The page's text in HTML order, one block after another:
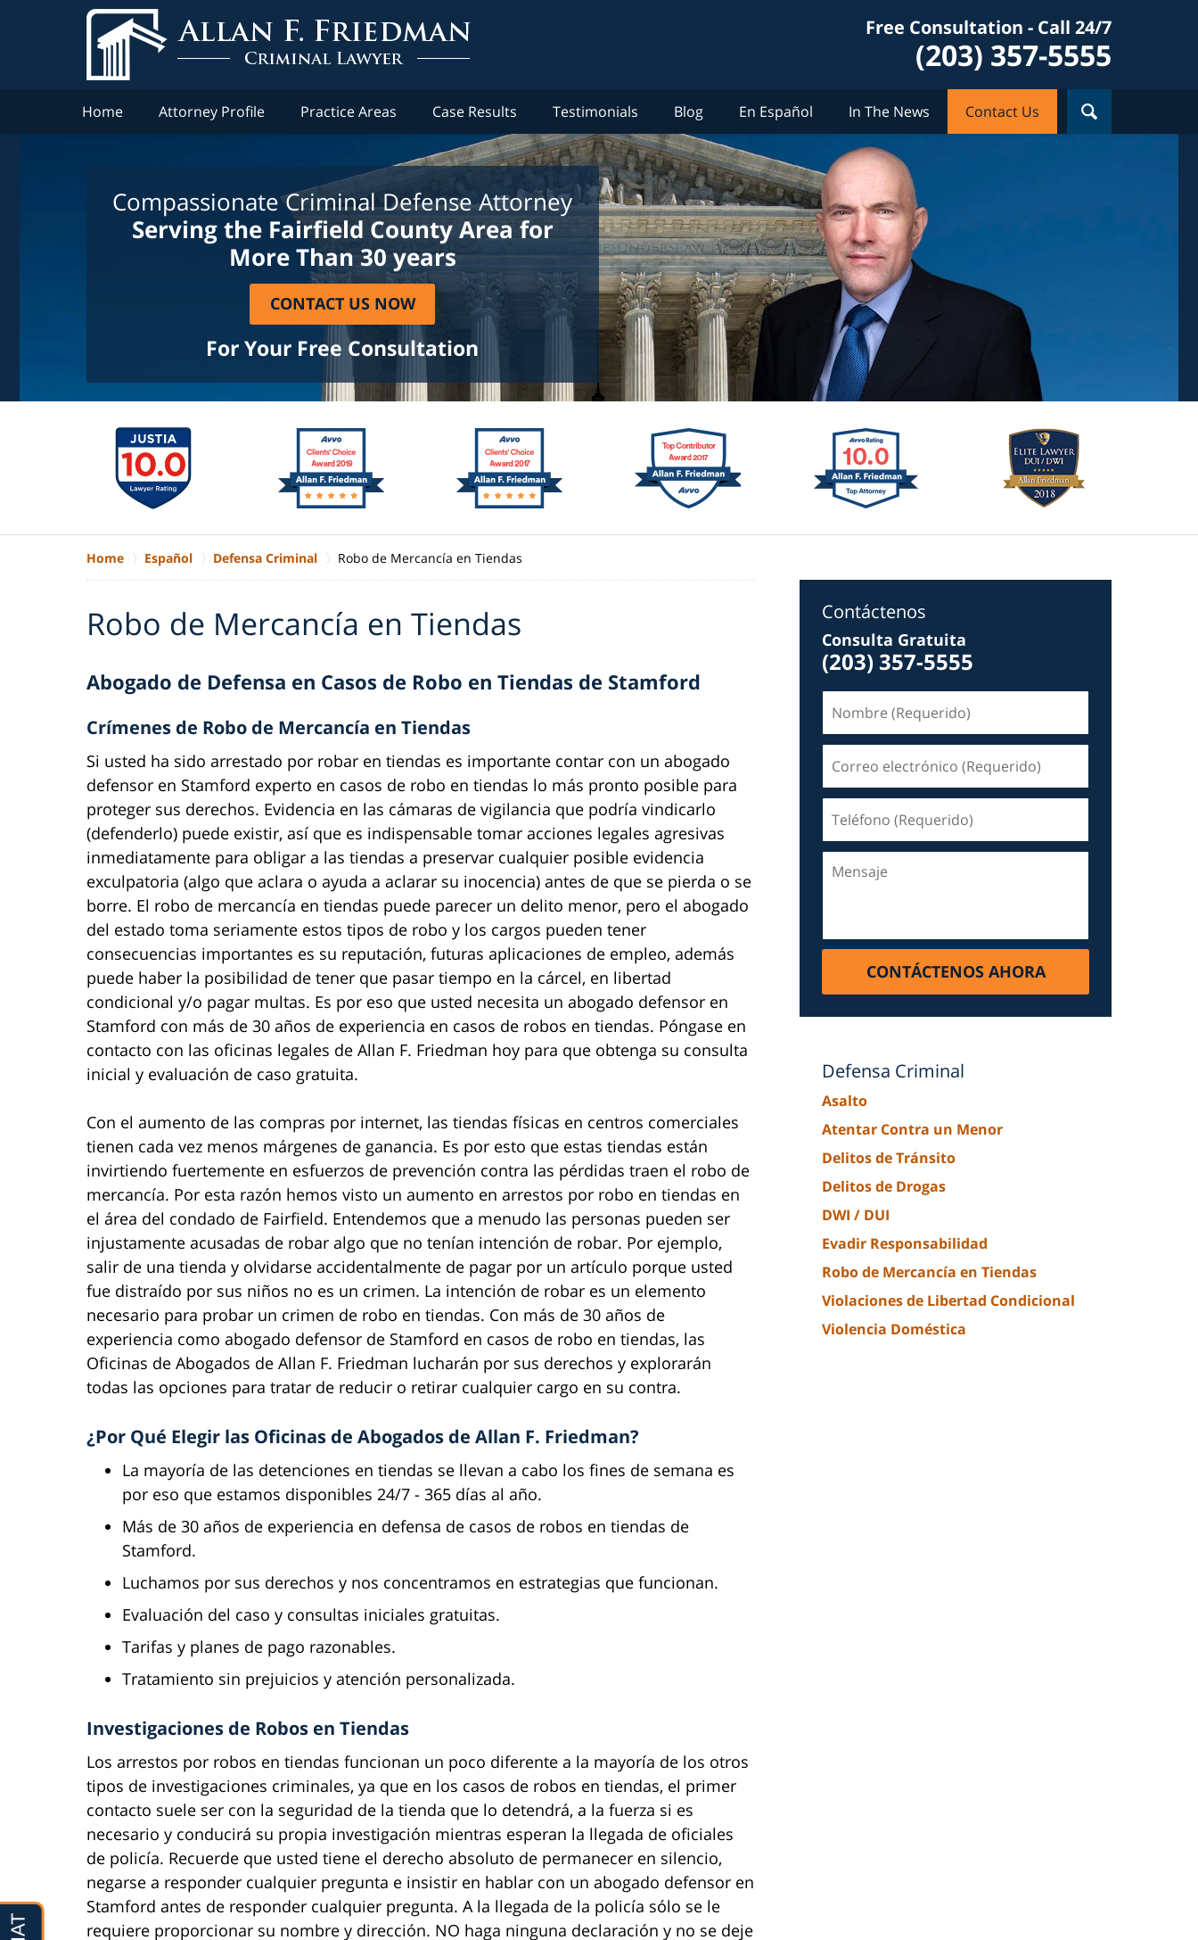
Free Consultation - Call 24/7
(203) 357-5555
Home Attorney Profile Practice Areas Case Results Testimonials Blog En Español In The News Contact Us
Compassionate Criminal Defense Attorney
Serving the Fairfield County Area for
More Than 30 years
CONTACT US NOW
For Your Free Consultation
Home Español Defensa Criminal Robo de Mercancía en Tiendas
Robo de Mercancía en Tiendas
Abogado de Defensa en Casos de Robo en Tiendas de Stamford
Crímenes de Robo de Mercancía en Tiendas
Si usted ha sido arrestado por robar en tiendas es importante contar con un abogado
defensor en Stamford experto en casos de robo en tiendas lo más pronto posible para
proteger sus derechos. Evidencia en las cámaras de vigilancia que podría vindicarlo
(defenderlo) puede existir, así que es indispensable tomar acciones legales agresivas
inmediatamente para obligar a las tiendas a preservar cualquier posible evidencia
exculpatoria (algo que aclara o ayuda a aclarar su inocencia) antes de que se pierda o se
borre. El robo de mercancía en tiendas puede parecer un delito menor, pero el abogado
del estado toma seriamente estos tipos de robo y los cargos pueden tener
consecuencias importantes es su reputación, futuras aplicaciones de empleo, además
puede haber la posibilidad de tener que pasar tiempo en la cárcel, en libertad
condicional y/o pagar multas. Es por eso que usted necesita un abogado defensor en
Stamford con más de 30 años de experiencia en casos de robos en tiendas. Póngase en
contacto con las oficinas legales de Allan F. Friedman hoy para que obtenga su consulta
inicial y evaluación de caso gratuita.
Con el aumento de las compras por internet, las tiendas físicas en centros comerciales
tienen cada vez menos márgenes de ganancia. Es por esto que estas tiendas están
invirtiendo fuertemente en esfuerzos de prevención contra las pérdidas traen el robo de
mercancía. Por esta razón hemos visto un aumento en arrestos por robo en tiendas en
el área del condado de Fairfield. Entendemos que a menudo las personas pueden ser
injustamente acusadas de robar algo que no tenían intención de robar. Por ejemplo,
salir de una tienda y olvidarse accidentalmente de pagar por un artículo porque usted
fue distraído por sus niños no es un crimen. La intención de robar es un elemento
necesario para probar un crimen de robo en tiendas. Con más de 30 años de
experiencia como abogado defensor de Stamford en casos de robo en tiendas, las
Oficinas de Abogados de Allan F. Friedman lucharán por sus derechos y explorarán
todas las opciones para tratar de reducir o retirar cualquier cargo en su contra.
¿Por Qué Elegir las Oficinas de Abogados de Allan F. Friedman?
La mayoría de las detenciones en tiendas se llevan a cabo los fines de semana es
por eso que estamos disponibles 24/7 - 365 días al año.
Más de 30 años de experiencia en defensa de casos de robos en tiendas de
Stamford.
Luchamos por sus derechos y nos concentramos en estrategias que funcionan.
Evaluación del caso y consultas iniciales gratuitas.
Tarifas y planes de pago razonables.
Tratamiento sin prejuicios y atención personalizada.
Investigaciones de Robos en Tiendas
Los arrestos por robos en tiendas funcionan un poco diferente a la mayoría de los otros
tipos de investigaciones criminales, ya que en los casos de robos en tiendas, el primer
contacto suele ser con la seguridad de la tienda que lo detendrá, a la fuerza si es
necesario y conducirá su propia investigación mientras esperan la llegada de oficiales
de policía. Recuerde que usted tiene el derecho absoluto de permanecer en silencio,
negarse a responder cualquier pregunta e insistir en hablar con un abogado defensor en
Stamford antes de responder cualquier pregunta. A la llegada de la policía sólo se le
requiere proporcionar su nombre y dirección. NO haga ninguna declaración y no se deje
Contáctenos
Consulta Gratuita
(203) 357-5555
(Requerido)
electrónico
(Requerido)
(Requerido)
CONTÁCTENOS AHORA
Defensa Criminal
Asalto
Atentar Contra un Menor
Delitos de Tránsito
Delitos de Drogas
DWI / DUI
Evadir Responsabilidad
Robo de Mercancía en Tiendas
Violaciones de Libertad Condicional
Violencia Doméstica